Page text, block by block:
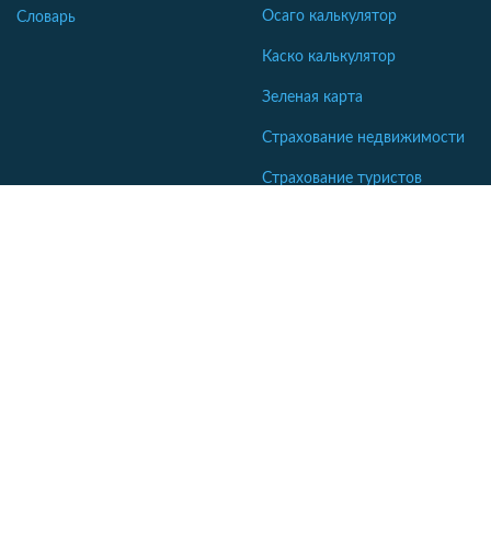
Словарь Осаго калькулятор
Каско калькулятор
Зеленая карта
Страхование недвижимости
Страхование туристов